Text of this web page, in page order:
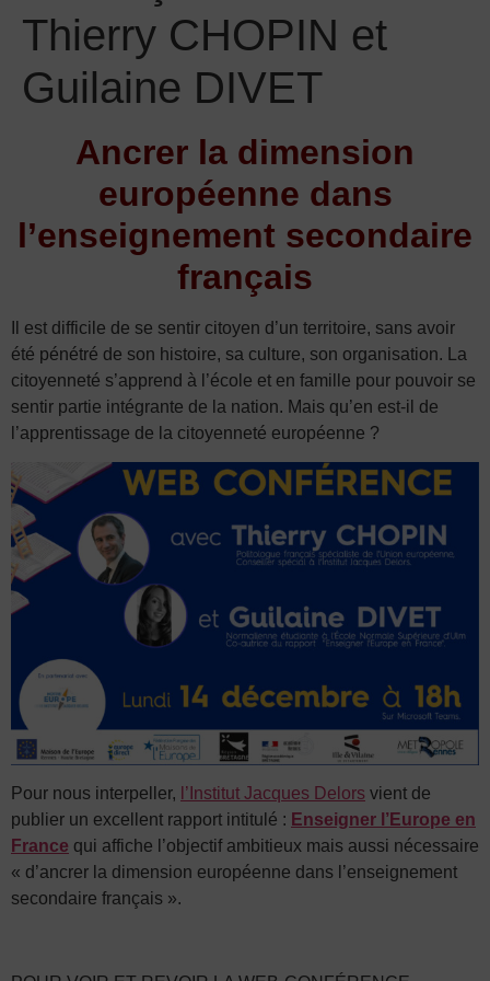
Thierry CHOPIN et
Guilaine DIVET
Ancrer la dimension
européenne dans
l’enseignement secondaire
français
Il est difficile de se sentir citoyen d’un territoire, sans avoir
été pénétré de son histoire, sa culture, son organisation. La
citoyenneté s’apprend à l’école et en famille pour pouvoir se
sentir partie intégrante de la nation. Mais qu’en est-il de
l’apprentissage de la citoyenneté européenne ?
Pour nous interpeller, l’Institut Jacques Delors vient de
publier un excellent rapport intitulé : Enseigner l’Europe en
France qui affiche l’objectif ambitieux mais aussi nécessaire
« d’ancrer la dimension européenne dans l’enseignement
secondaire français ».